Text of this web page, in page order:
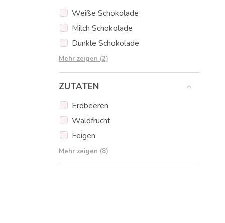
Weiße Schokolade
Milch Schokolade
Dunkle Schokolade
Erdbeer Schokolade
Orangen Schokolade
Mehr zeigen (2)
ZUTATEN
Erdbeeren
Waldfrucht
Feigen
Schokolade
Haselnüsse
Mehr zeigen (8)